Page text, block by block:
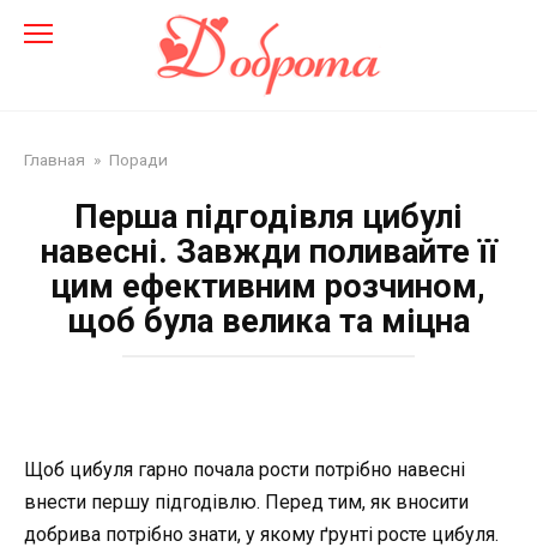
Главная » Поради
Перша підгодівля цибулі
навесні. Завжди поливайте її
цим ефективним розчином,
щоб була велика та міцна
Щоб цибуля гарно почала рости потрібно навесні
внести першу підгодівлю. Перед тим, як вносити
добрива потрібно знати, у якому ґрунті росте цибуля.